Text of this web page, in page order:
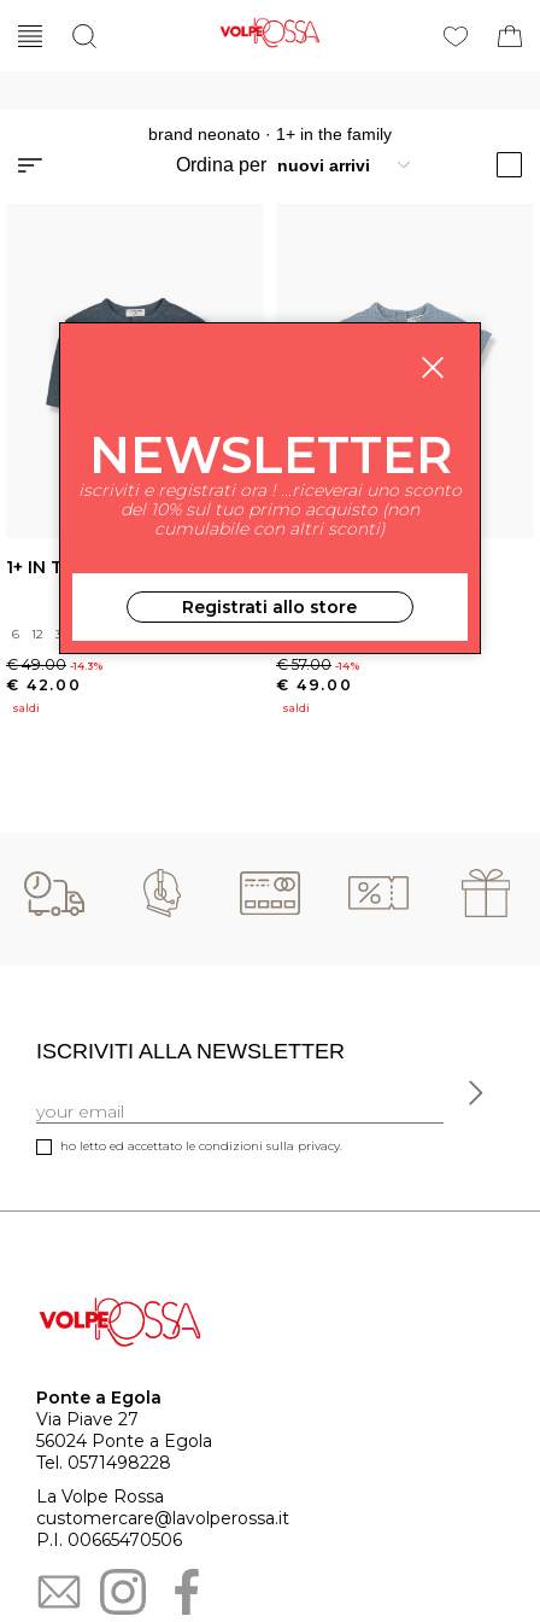
brand neonato · 1+ in the family
Ordina per
1+ IN THE FAMILY
6 12 36
€ 49.00 -14.3%
€ 42.00
saldi
€ 57.00 -14%
€ 49.00
saldi
ISCRIVITI ALLA NEWSLETTER
ho letto ed accettato le condizioni sulla privacy.
Ponte a Egola
Via Piave 27
56024 Ponte a Egola
Tel. 0571498228
La Volpe Rossa
customercare@lavolperossa.it
P.I. 00665470506
NEWSLETTER
iscriviti e registrati ora ! ...riceverai uno sconto
del 10% sul tuo primo acquisto (non
cumulabile con altri sconti)
Registrati allo store